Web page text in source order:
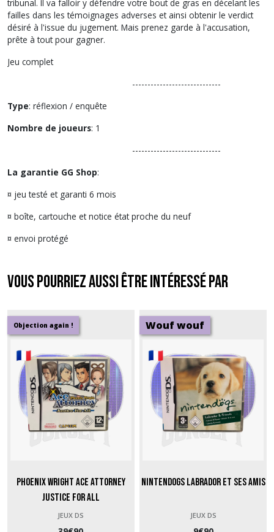
tribunal. Il va falloir y défendre votre bout de gras en décelant les
failles dans les témoignages adverses et ainsi obtenir le verdict
désiré à l'issue du jugement. Mais prenez garde à l'accusation,
prête à tout pour gagner.
Jeu complet
-----------------------------
Type: réflexion / enquête
Nombre de joueurs: 1
-----------------------------
La garantie GG Shop:
¤ jeu testé et garanti 6 mois
¤ boîte, cartouche et notice état proche du neuf
¤ envoi protégé
Vous pourriez aussi être intéressé par
Objection again !
Phoenix Wright Ace Attorney
Justice for All
JEUX DS
Wouf wouf
Nintendogs Labrador et ses amis
JEUX DS